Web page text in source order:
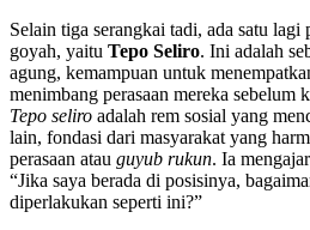
Selain tiga serangkai tadi, ada satu lagi
goyah, yaitu Tepo Seliro. Ini adalah
agung, kemampuan untuk
menimbang perasaan mereka sebelum
Tepo seliro adalah rem sosial yang
lain, fondasi dari masyarakat yang
perasaan atau guyub rukun. Ia
“Jika saya berada di posisinya,
diperlakukan seperti ini?”